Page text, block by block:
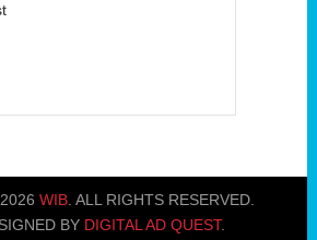
2026WIB . ALL RIGHTS RESERVED.
BY DIGITAL AD QUEST.